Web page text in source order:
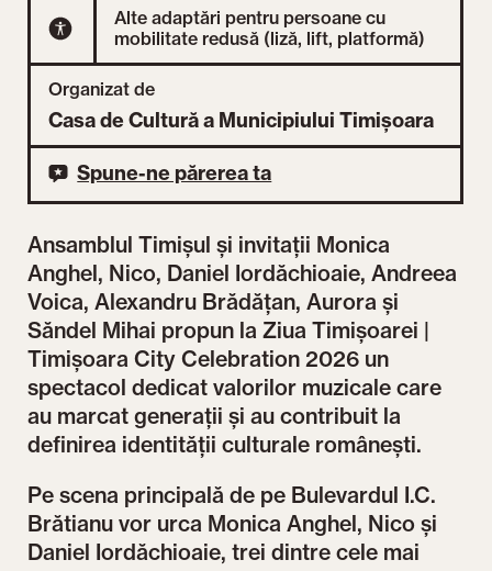
Ansamblul Timișul și invitații Monica
Anghel, Nico, Daniel Iordăchioaie, Andreea
Voica, Alexandru Brădățan, Aurora și
Săndel Mihai propun la Ziua Timișoarei |
Timișoara City Celebration 2026 un
spectacol dedicat valorilor muzicale care
au marcat generații și au contribuit la
definirea identității culturale românești.
Pe scena principală de pe Bulevardul I.C.
Brătianu vor urca Monica Anghel, Nico și
Daniel Iordăchioaie, trei dintre cele mai
Alte adaptări pentru persoane cu
mobilitate redusă (liză, lift, platformă)
Organizat de
Casa de Cultură a Municipiului Timișoara
Spune-ne părerea ta